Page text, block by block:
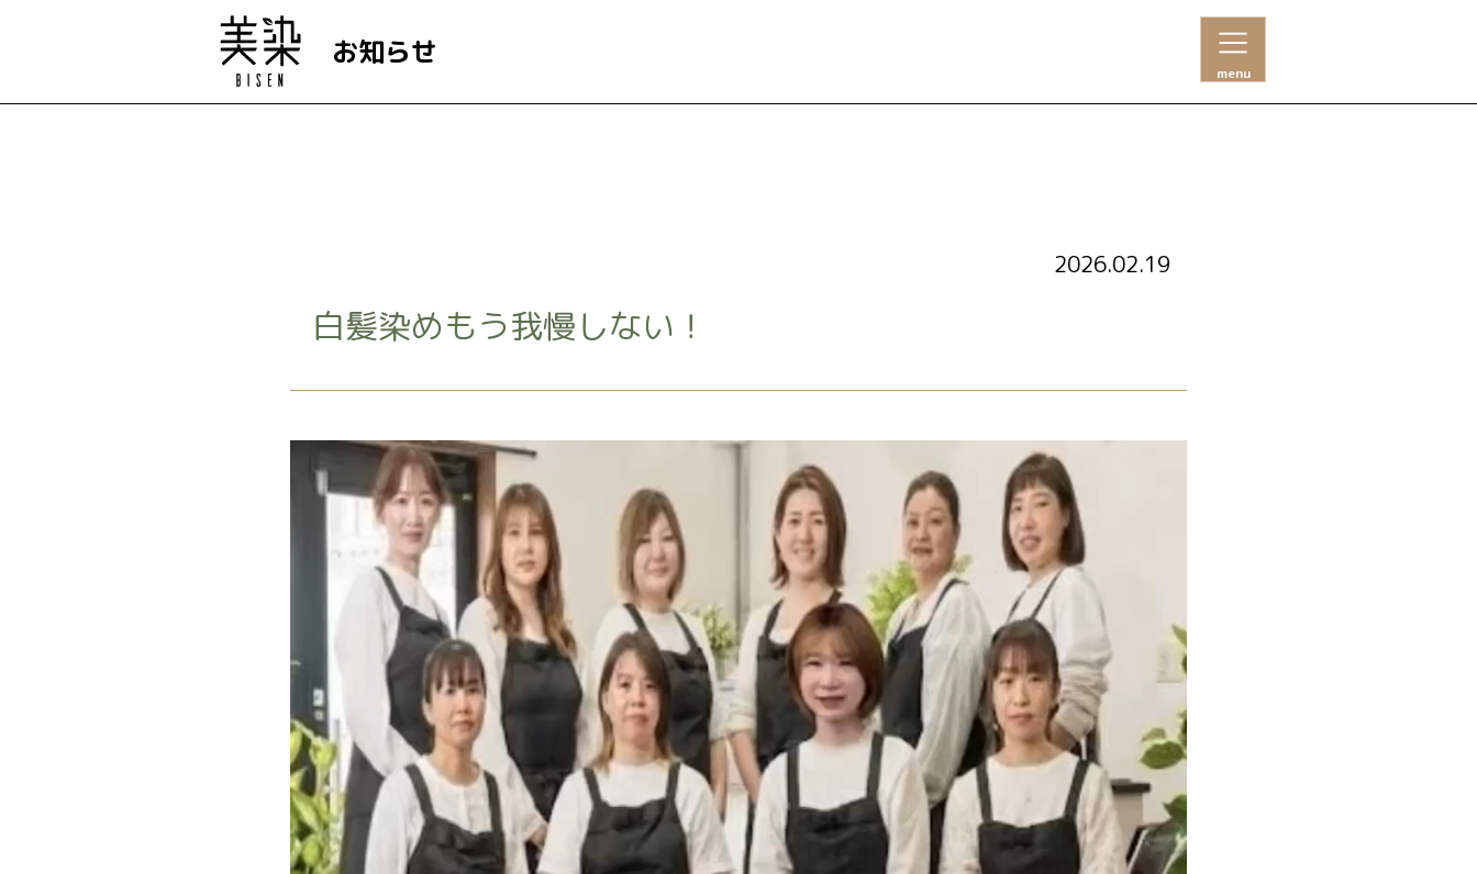
お知らせ
menu
2026.02.19
白髪染めもう我慢しない！